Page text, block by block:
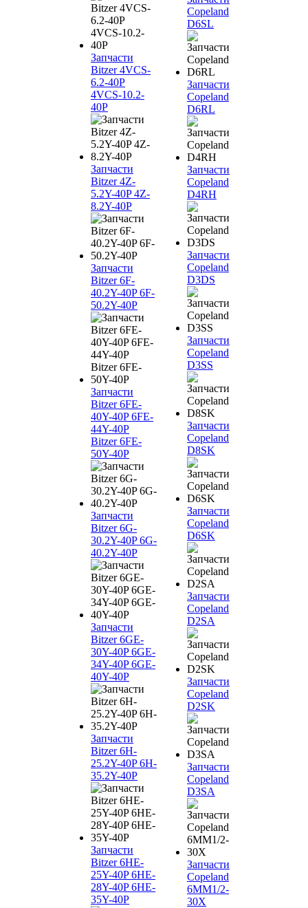
Запчасти
Bitzer 4VCS-
6.2-40P
4VCS-10.2-
40P
Запчасти
Bitzer 4Z-
5.2Y-40P 4Z-
8.2Y-40P
Запчасти
Bitzer 6F-
40.2Y-40P 6F-
50.2Y-40P
Запчасти
Bitzer 6FE-
40Y-40P 6FE-
44Y-40P
Bitzer 6FE-
50Y-40P
Запчасти
Bitzer 6G-
30.2Y-40P 6G-
40.2Y-40P
Запчасти
Bitzer 6GE-
30Y-40P 6GE-
34Y-40P 6GE-
40Y-40P
Запчасти
Bitzer 6H-
25.2Y-40P 6H-
35.2Y-40P
Запчасти
Bitzer 6HE-
25Y-40P 6HE-
28Y-40P 6HE-
35Y-40P
Copeland
D6SL
Запчасти
Copeland
D6RL
Запчасти
Copeland
D4RH
Запчасти
Copeland
D3DS
Запчасти
Copeland
D3SS
Запчасти
Copeland
D8SK
Запчасти
Copeland
D6SK
Запчасти
Copeland
D2SA
Запчасти
Copeland
D2SK
Запчасти
Copeland
D3SA
Запчасти
Copeland
6MM1/2-
30X